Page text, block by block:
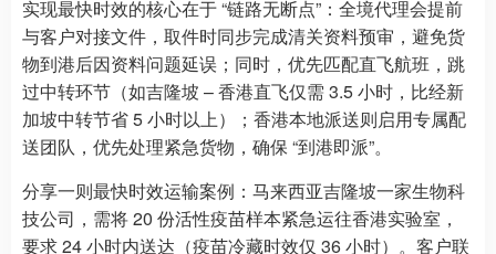
实现最快时效的核心在于 “链路无断点”：全境代理会提前
与客户对接文件，取件时同步完成清关资料预审，避免货
物到港后因资料问题延误；同时，优先匹配直飞航班，跳
过中转环节（如吉隆坡 – 香港直飞仅需 3.5 小时，比经新
加坡中转节省 5 小时以上）；香港本地派送则启用专属配
送团队，优先处理紧急货物，确保 “到港即派”。
分享一则最快时效运输案例：马来西亚吉隆坡一家生物科
技公司，需将 20 份活性疫苗样本紧急运往香港实验室，
要求 24 小时内送达（疫苗冷藏时效仅 36 小时）。客户联